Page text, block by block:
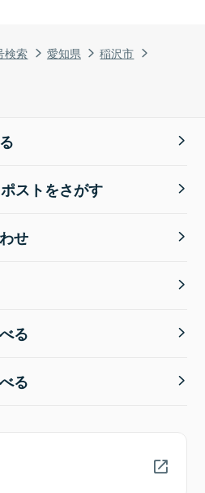
検索 愛知県
稲沢市
ストをさがす
せ
る
る